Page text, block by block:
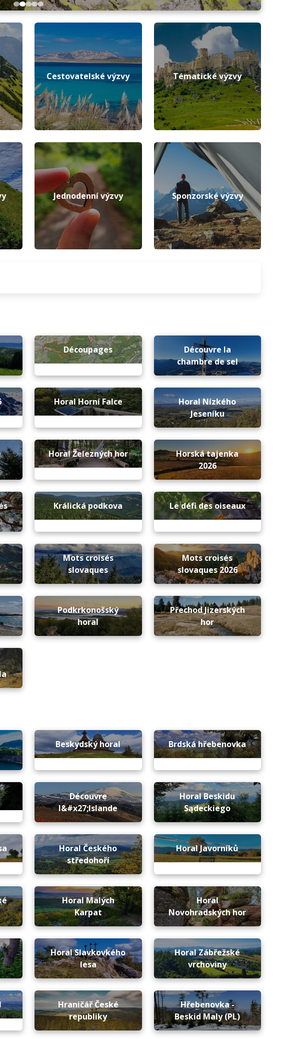
Cestovatelské výzvy Tématické výzvy
Jednodenní výzvy Sponzorské výzvy
Découpages
Découvre la
chambre de sel
Horal Horní Falce
Horal Nízkého
Jeseníku
Horal Železných hor
Horská tajenka
2026
Králická podkova Le défi des oiseaux
Mots croisés
slovaques
Mots croisés
slovaques 2026
Podkrkonošský
horal
Přechod Jizerských
hor
Beskydský horal Brdská hřebenovka
Découvre
l&#x27;Islande
Horal Beskidu
Sądeckiego
Horal Českého
středohoří
Horal Javorníků
Horal Malých
Karpat
Horal
Novohradských hor
Horal Slavkovkého
lesa
Horal Zábřežské
vrchoviny
Hraničář České
republiky
Hřebenovka -
Beskid Maly (PL)